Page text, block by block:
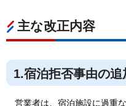
主な改正内容
1.宿泊拒否事由の追
営業者は、宿泊施設に過重